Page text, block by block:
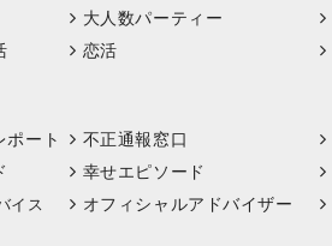
大人数パーティー
恋活
ポート 不正通報窓口
幸せエピソード
イス オフィシャルアドバイザー